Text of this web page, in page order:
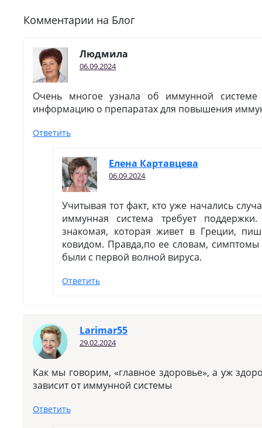
Комментарии на Блог
Людмила
06.09.2024
Очень многое узнала об иммунной системе
информацию о препаратах для повышения
Ответить
Елена Картавцева
06.09.2024
Учитывая тот факт, кто уже начались
иммунная система требует
знакомая, которая живет в Греции,
ковидом. Правда,по ее словам, симптомы
были с первой волной вируса.
Ответить
Larimar55
29.02.2024
Как мы говорим, «главное здоровье», а уж
зависит от иммунной системы
Ответить